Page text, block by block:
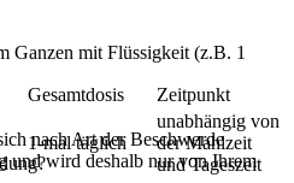
Ganzen mit Flüssigkeit (z.B. 1
nach Art der Beschwerde
und wird deshalb nur von Ihrem
Gesamtdosis
Zeitpunkt
1-mal täglich
unabhängig von
der Mahlzeit
und Tageszeit